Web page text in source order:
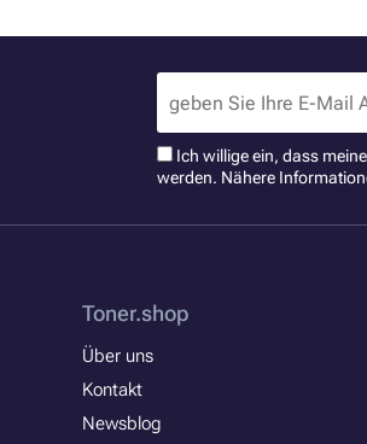
Ich willige ein, dass
werden. Nähere
Toner.shop
Über uns
Kontakt
Newsblog